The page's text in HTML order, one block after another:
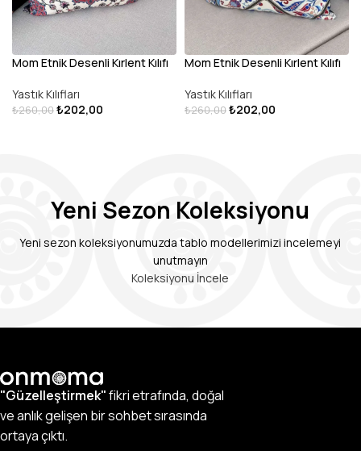
Mom Etnik Desenli Kırlent Kılıfı
Yastık Kılıfları
₺260,00₺202,00
Mom Etnik Desenli Kırlent Kılıfı
Yastık Kılıfları
₺260,00₺202,00
Yeni Sezon Koleksiyonu
Yeni sezon koleksiyonumuzda tablo modellerimizi incelemeyi
unutmayın
Koleksiyonu İncele
"Güzelleştirmek"fikri etrafında, doğal
ve anlık gelişen bir sohbet sırasında
ortaya çıktı.